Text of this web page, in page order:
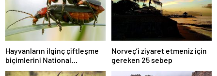
Hayvanların ilginç çiftleşme
biçimlerini National
Geographic görüntüledi.
Norveç’i ziyaret etmeniz için
gereken 25 sebep